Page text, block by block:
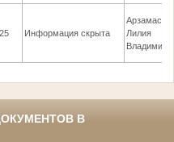
Информация скрыта
Лилия
В